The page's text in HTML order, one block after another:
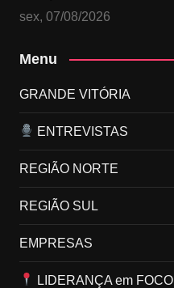
sex, 07/08/2026
Menu
GRANDE VITÓRIA
ENTREVISTAS
REGIÃO NORTE
REGIÃO SUL
EMPRESAS
LIDERANÇA em FOCO